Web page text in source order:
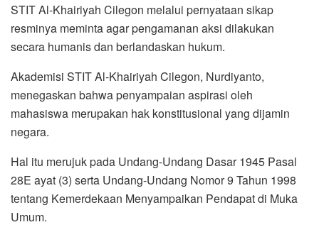
STIT Al-Khairiyah Cilegon melalui pernyataan sikap
resminya meminta agar pengamanan aksi dilakukan
secara humanis dan berlandaskan hukum.
Akademisi STIT Al-Khairiyah Cilegon, Nurdiyanto,
menegaskan bahwa penyampaian aspirasi oleh
mahasiswa merupakan hak konstitusional yang dijamin
negara.
Hal itu merujuk pada Undang-Undang Dasar 1945 Pasal
28E ayat (3) serta Undang-Undang Nomor 9 Tahun 1998
tentang Kemerdekaan Menyampaikan Pendapat di Muka
Umum.